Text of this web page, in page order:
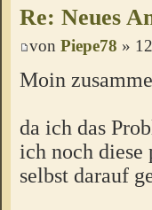
Re: Neues
von Piepe78 »
Moin
da ich das
ich noch
selbst darauf